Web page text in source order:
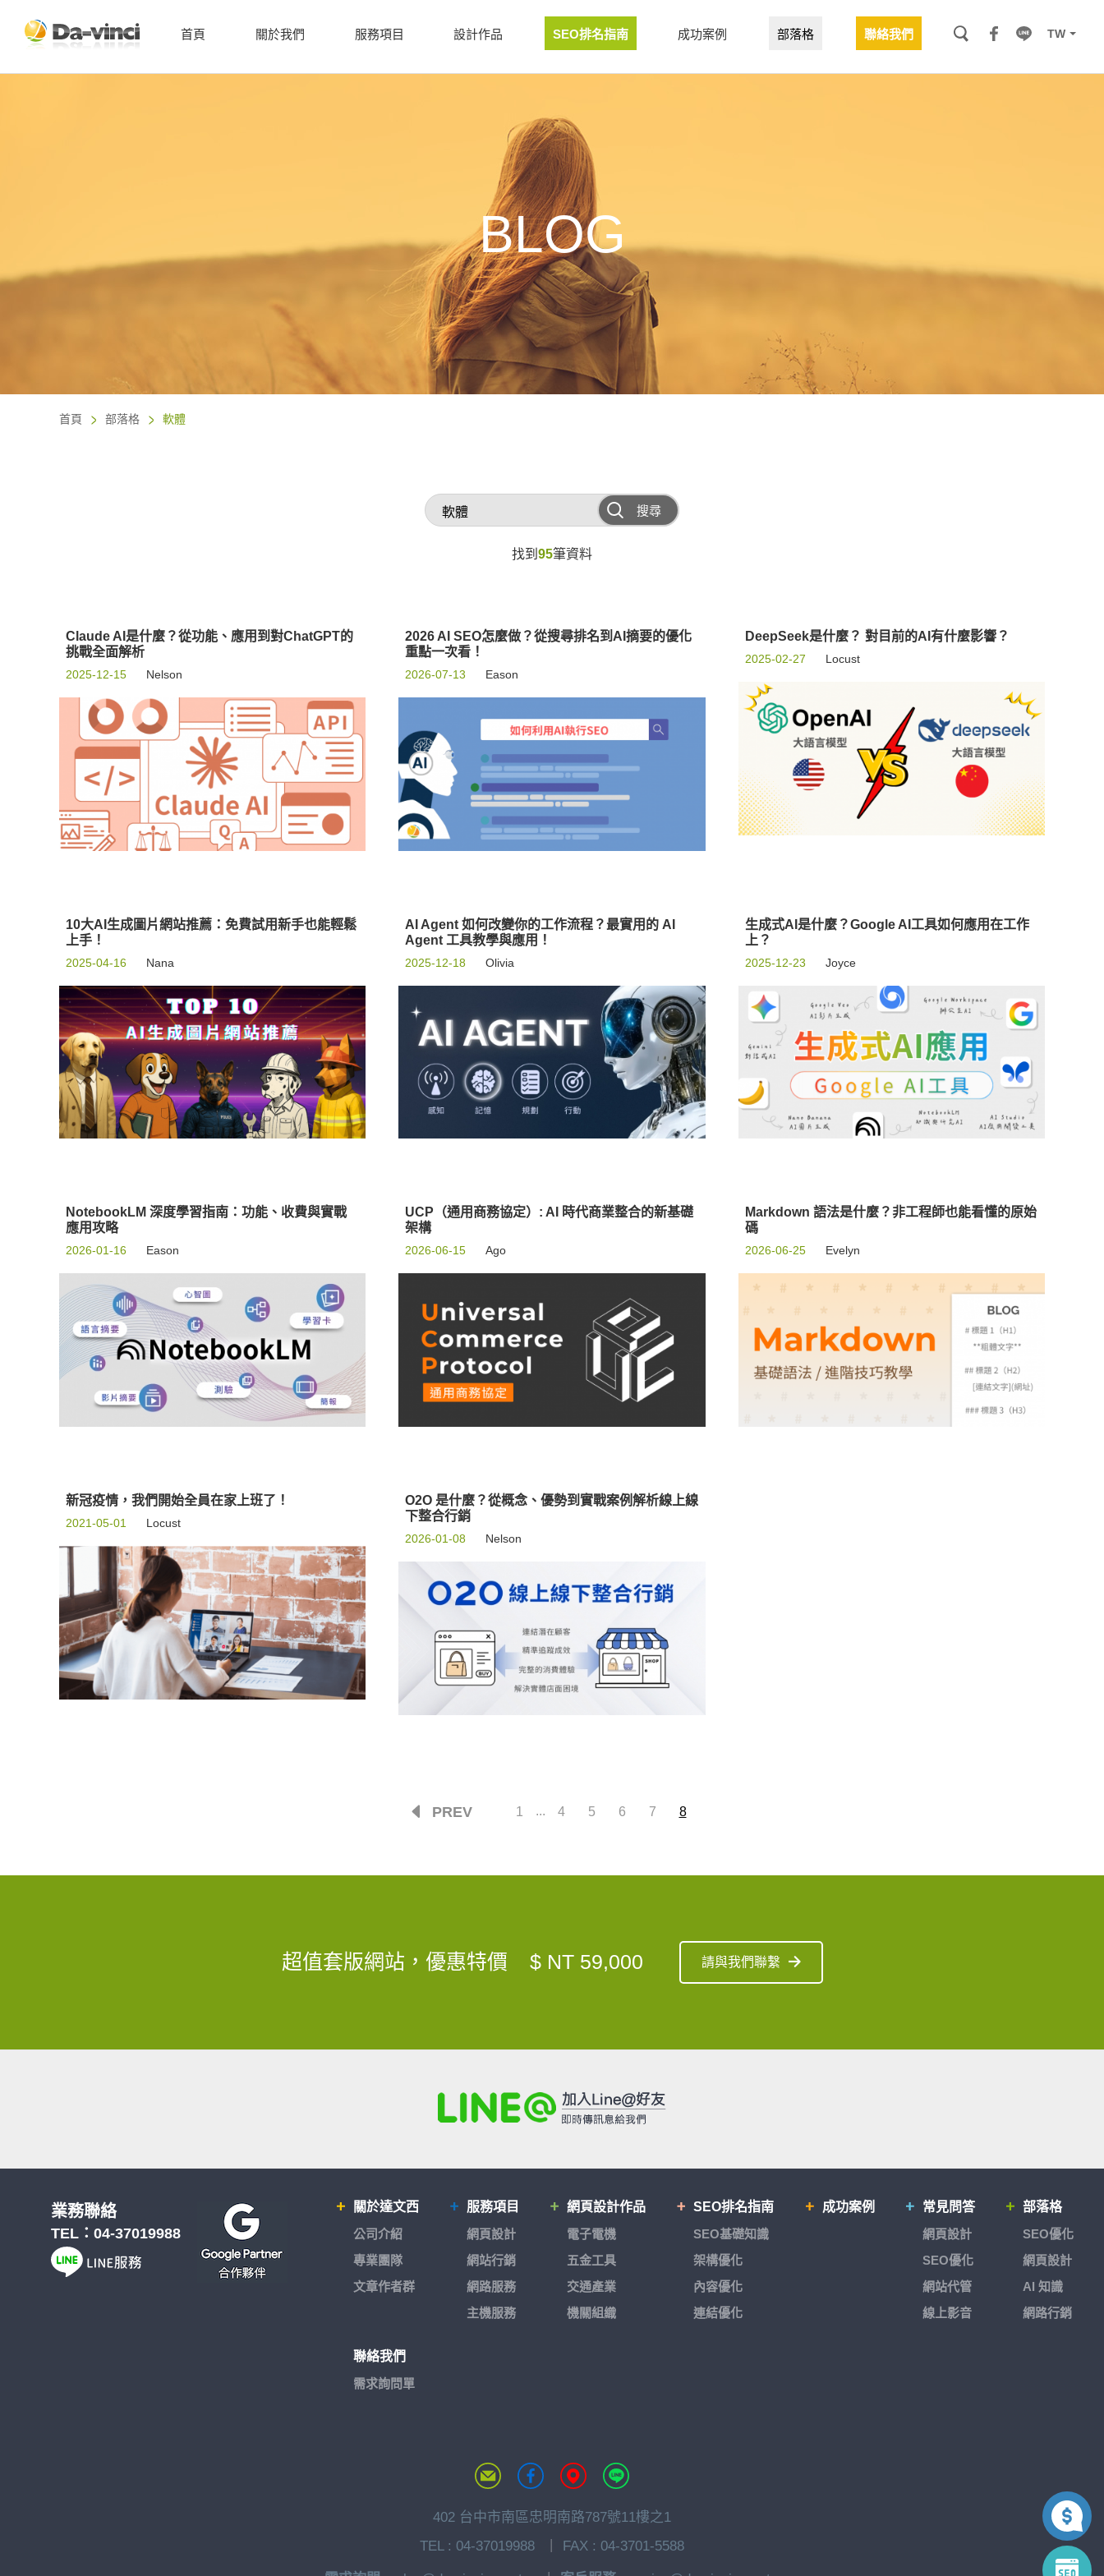
TW
首頁 關於我們 服務項目 設計作品 SEO排名指南 成功案例 部落格 聯絡我們
BLOG
首頁 部落格 軟體
搜尋
找到 95筆資料
Claude AI是什麼？從功能、應用到對ChatGPT的
挑戰全面解析
2025-12-15 Nelson
2026 AI SEO怎麼做？從搜尋排名到AI摘要的優化
重點一次看！
2026-07-13 Eason
DeepSeek是什麼？ 對目前的AI有什麼影響？
2025-02-27 Locust
10大AI生成圖片網站推薦：免費試用新手也能輕鬆
上手！
2025-04-16 Nana
AI Agent 如何改變你的工作流程？最實用的 AI
Agent 工具教學與應用！
2025-12-18 Olivia
生成式AI是什麼？Google AI工具如何應用在工作
上？
2025-12-23 Joyce
NotebookLM 深度學習指南：功能、收費與實戰
應用攻略
2026-01-16 Eason
UCP（通用商務協定）: AI 時代商業整合的新基礎
架構
2026-06-15 Ago
Markdown 語法是什麼？非工程師也能看懂的原始
碼
2026-06-25 Evelyn
新冠疫情，我們開始全員在家上班了！
2021-05-01 Locust
O2O 是什麼？從概念、優勢到實戰案例解析線上線
下整合行銷
2026-01-08 Nelson
1 ... 4 5 6 7 8
PREV
超值套版網站，優惠特價 $ NT 59,000 請與我們聯繫
關於達文西
公司介紹
專業團隊
文章作者群
服務項目
網頁設計
網站行銷
網路服務
主機服務
網頁設計作品
電子電機
五金工具
交通產業
機關組織
SEO排名指南
SEO基礎知識
架構優化
內容優化
連結優化
成功案例
常見問答
網頁設計
SEO優化
網站代管
線上影音
部落格
SEO優化
網頁設計
AI 知識
網路行銷
聯絡我們
需求詢問單
業務聯絡
TEL： 04-37019988
402 台中市南區忠明南路787號11樓之1
TEL : 04-37019988 FAX : 04-3701-5588